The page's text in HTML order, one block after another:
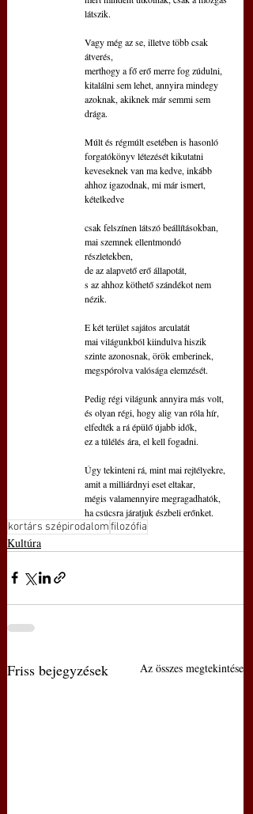
látszik.
Vagy még az se, illetve több csak
átverés,
merthogy a fő erő merre fog zúdulni,
kitalálni sem lehet, annyira mindegy
azoknak, akiknek már semmi sem
drága.
Múlt és régmúlt esetében is hasonló
forgatókönyv létezését kikutatni
keveseknek van ma kedve, inkább
ahhoz igazodnak, mi már ismert,
kételkedve
csak felszínen látszó beállításokban,
mai szemnek ellentmondó
részletekben,
de az alapvető erő állapotát,
s az ahhoz köthető szándékot nem
nézik.
E két terület sajátos arculatát
mai világunkból kiindulva hiszik
szinte azonosnak, örök emberinek,
megspórolva valósága elemzését.
Pedig régi világunk annyira más volt,
és olyan régi, hogy alig van róla hír,
elfedték a rá épülő újabb idők,
ez a túlélés ára, el kell fogadni.
Úgy tekinteni rá, mint mai rejtélyekre,
amit a milliárdnyi eset eltakar,
mégis valamennyire megragadhatók,
ha csúcsra járatjuk észbeli erőnket.
kortárs szépirodalomfilozófia
Kultúra
Friss bejegyzések Az összes megtekintése